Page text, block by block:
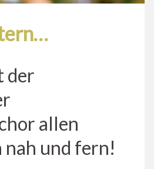
der
allen
nah und fern!